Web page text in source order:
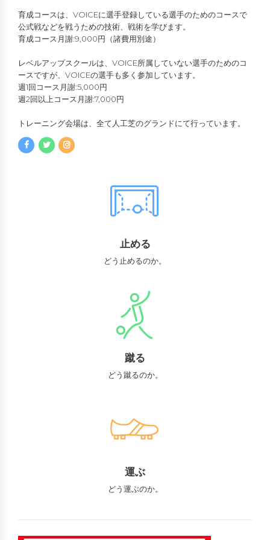
育成コースは、VOICEに選手登録している選手のためのコースで
公式戦などを戦うための技術、戦術を学びます。
育成コース月謝:9,000円（諸費用別途）
レベルアップスクールは、VOICE所属していない選手のためのコ
ースですが、VOICEの選手も多く参加しています。
週1回コース月謝:5,000円
週2回以上コース月謝:7,000円
トレーニング会場は、全て人工芝のグランドにて行っています。
止める
どう止めるのか。
蹴る
どう蹴るのか。
運ぶ
どう運ぶのか。